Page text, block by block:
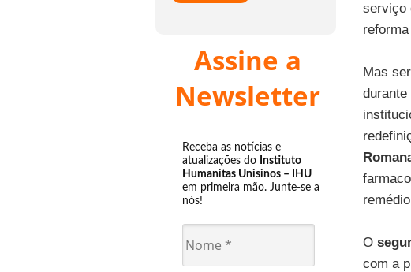
Assine a
Newsletter
Receba as notícias e
atualizações do Instituto
Humanitas Unisinos – IHU
em primeira mão. Junte-se a
nós!
serviço
Mas
durante
O
com a